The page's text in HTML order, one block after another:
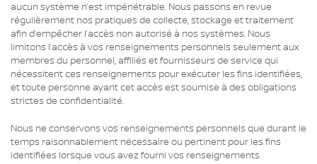
aucun système n’est impénétrable. Nous passons en revue
régulièrement nos pratiques de collecte, stockage et traitement
afin d’empêcher l’accès non autorisé à nos systèmes. Nous
limitons l’accès à vos renseignements personnels seulement aux
membres du personnel, affiliés et fournisseurs de service qui
nécessitent ces renseignements pour exécuter les fins identifiées,
et toute personne ayant cet accès est soumise à des obligations
strictes de confidentialité.
Nous ne conservons vos renseignements personnels que durant le
temps raisonnablement nécessaire ou pertinent pour les fins
identifiées lorsque vous avez fourni vos renseignements